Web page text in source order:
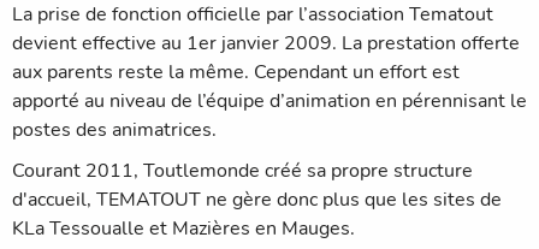
La prise de fonction officielle par l’association Tematout
devient effective au 1er janvier 2009. La prestation offerte
aux parents reste la même. Cependant un effort est
apporté au niveau de l’équipe d’animation en pérennisant le
postes des animatrices.
Courant 2011, Toutlemonde créé sa propre structure
d'accueil, TEMATOUT ne gère donc plus que les sites de
KLa Tessoualle et Mazières en Mauges.